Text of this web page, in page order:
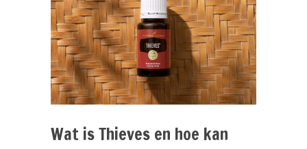
Wat is Thieves en hoe kan